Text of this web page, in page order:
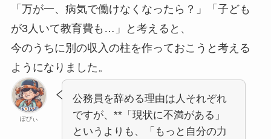
「万が一、病気で働けなくなったら？」「子ども
が3人いて教育費も…」と考えると、
今のうちに別の収入の柱を作っておこうと考える
ようになりました。
ぽぴぃ
公務員を辞める理由は人それぞれ
ですが、 **「現状に不満がある」
というよりも、「もっと自分の力